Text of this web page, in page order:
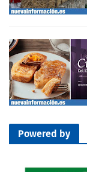
Powered by